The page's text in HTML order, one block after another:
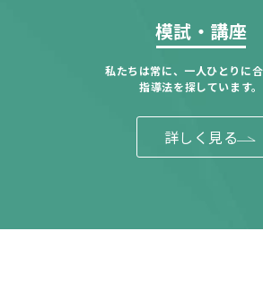
模試・講座
私たちは常に、一人ひとりに
指導法を探しています。
詳しく見る